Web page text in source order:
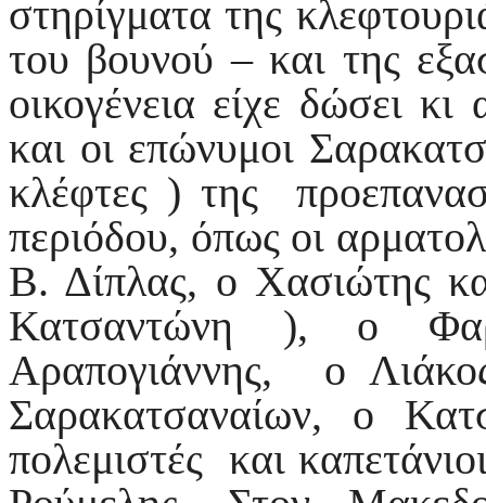
στηρίγματα της
του βουνού – και της
οικογένεια είχε δώσει
και οι επώνυμοι
κλέφτες ) της
περιόδου, όπως οι
Β. Δίπλας, ο Χασιώτης
Κατσαντώνη ), ο
Αραπογιάννης, ο
Σαρακατσαναίων, ο
πολεμιστές και